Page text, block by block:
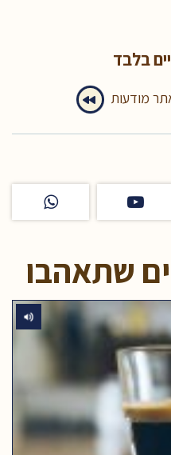
בלבד
מודעות
שתאהבו